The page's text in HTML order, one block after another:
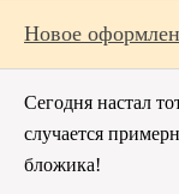
Новое
Сегодня настал
случается
бложика!